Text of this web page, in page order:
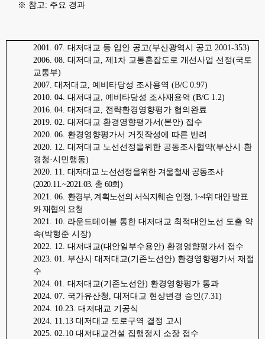
※ 참고: 주요 경과
2001. 07. 대저대교 등 입안 공고(부산광역시 공고 2001-353)
2006. 08. 대저대교, 제 1차 교통혼잡도로 개선사업 선정(국토
교통부)
2007. 대저대교, 예비타당성 조사용역 (B/C 0.97)
2010. 04. 대저대교, 예비타당성 조사재용역 (B/C 1.2)
2016. 04. 대저대교, 전략환경영향평가 협의완료
2019. 02. 대저대교 환경영향평가서 (본안) 접수
2020. 06. 환경영향평가서 거짓작성에 따른 반려
2020. 12. 대저대교 노선선정을위한 공동조사협약(부산시 · 환
경청 ·시민행동)
2020. 11. 대저대교 노선선정을위한 겨울철새 공동조사
(2020.11.~2021.03. 총 60회 )
2021. 06. 환경부, 계획노선의 서식지훼손 인정, 1~4위 대안 발표
와 재협의 요청
2021. 10. 라운드테이블 통한 대저대교 최적대안노선 도출 약
속(박형준 시장)
2022. 12. 대저대교(대안일부수용안) 환경영향평가서 접수
2023. 01. 부산시 대저대교(기존노선안) 환경영향평가서 재접
수
2024. 01. 대저대교(기존노선안) 환경영향평가 통과
2024. 07. 국가유산청 , 대저대교 현상변경 승인(7.31)
2024. 10.23. 대저대교 기공식
2024. 11.13 대저대교 도로구역 결정 고시
2025. 02.10 대저대교건설 집행정지 소장 접수